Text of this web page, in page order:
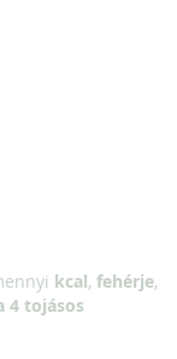
kcal, fehérje,
4 tojásos